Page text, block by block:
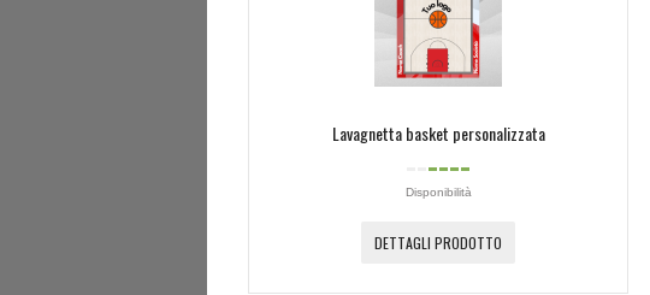
Lavagnetta basket personalizzata
Disponibilità
DETTAGLI PRODOTTO